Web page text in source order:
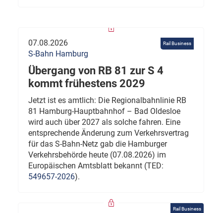
Rail Business
07.08.2026
S-Bahn Hamburg
Übergang von RB 81 zur S 4
kommt frühestens 2029
Jetzt ist es amtlich: Die Regionalbahnlinie RB
81 Hamburg-Hauptbahnhof – Bad Oldesloe
wird auch über 2027 als solche fahren. Eine
entsprechende Änderung zum Verkehrsvertrag
für das S-Bahn-Netz gab die Hamburger
Verkehrsbehörde heute (07.08.2026) im
Europäischen Amtsblatt bekannt (TED:
549657-2026).
Rail Business